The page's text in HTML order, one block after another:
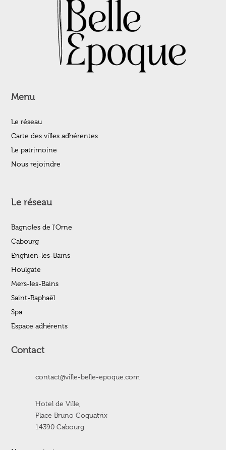
Menu
Le réseau
Carte des villes adhérentes
Le patrimoine
Nous rejoindre
Le réseau
Bagnoles de l’Orne
Cabourg
Enghien-les-Bains
Houlgate
Mers-les-Bains
Saint-Raphaël
Spa
Espace adhérents
Contact
contact@ville-belle-epoque.com
Hotel de Ville,
Place Bruno Coquatrix
14390 Cabourg